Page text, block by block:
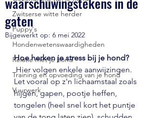
Zwitserse witte herder
Puppy's
Hondenwetenswaardigheden
Relatie met je hond
Training en opvoeding van je hond
Vuurwerk
gaten
Bijgewerkt op: 6 mei 2022
Hoe herken je stress bij je hond?
Let vooral op z'n lichaamstaal zoals
hijgen, gapen, pootje heffen,
tongelen (heel snel kort het puntje